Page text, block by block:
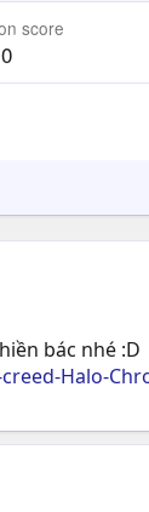
score
0
bác nhé :D
Halo-